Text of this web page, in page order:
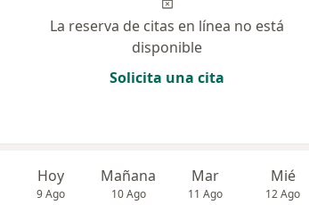
La reserva de citas en línea no está
disponible
Solicita una cita
Hoy
9 Ago
Mañana
10 Ago
Mar
11 Ago
Mié
12 Ago